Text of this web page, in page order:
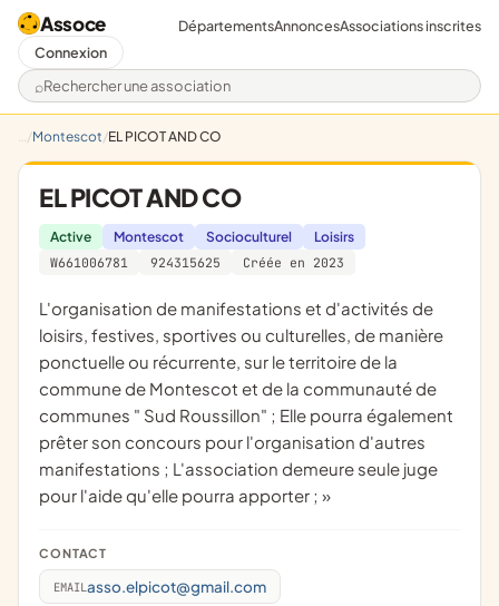
Assoce
Rechercher une association
DépartementsAnnoncesAssociations inscrites
Connexion
Montescot EL PICOT AND CO
EL PICOT AND CO
Active Montescot Socioculturel
Loisirs
W661006781
924315625 Créée en 2023
L'organisation de manifestations et d'activités de
loisirs, festives, sportives ou culturelles, de manière
ponctuelle ou récurrente, sur le territoire de la
commune de Montescot et de la communauté de
communes " Sud Roussillon" ; Elle pourra également
prêter son concours pour l'organisation d'autres
manifestations ; L'association demeure seule juge
pour l'aide qu'elle pourra apporter ; »
CONTACT
EMAIL asso.elpicot@gmail.com